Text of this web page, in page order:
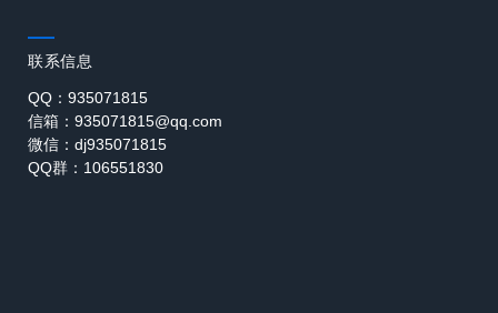
联系信息
QQ：935071815
信箱：935071815@qq.com
微信：dj935071815
QQ群：106551830